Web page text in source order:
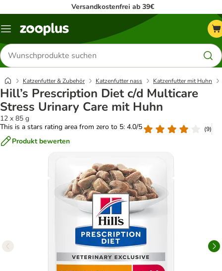
Versandkostenfrei ab 39€
Menü
Produkte
suchen
Katzenfutter & Zubehör Katzenfutter nass Katzenfutter mit Huhn
Hill’s Prescription Diet c/d Multicare
Stress Urinary Care mit Huhn
12 x 85 g
This is a stars rating area from zero to 5: 4.0/5
(9)
Produkt bewerten